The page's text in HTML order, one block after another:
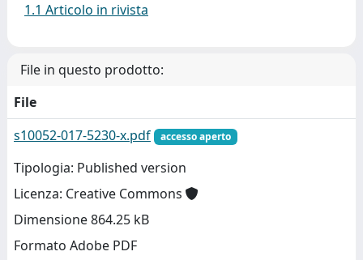
1.1 Articolo in rivista
File in questo prodotto:
File
s10052-017-5230-x.pdf
accesso aperto
Tipologia: Published version
Licenza: Creative Commons
Dimensione 864.25 kB
Formato Adobe PDF